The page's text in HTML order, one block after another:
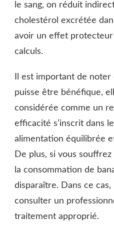
le sang, on réduit
cholestérol excrétée
avoir un effet
calculs.
Il est important de
puisse être bénéfique,
considérée comme un
efficacité s’inscrit dans
alimentation équilibrée
De plus, si vous
la consommation de
disparaître. Dans ce
consulter un
traitement approprié.